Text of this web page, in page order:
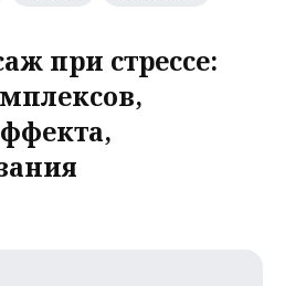
при стрессе: